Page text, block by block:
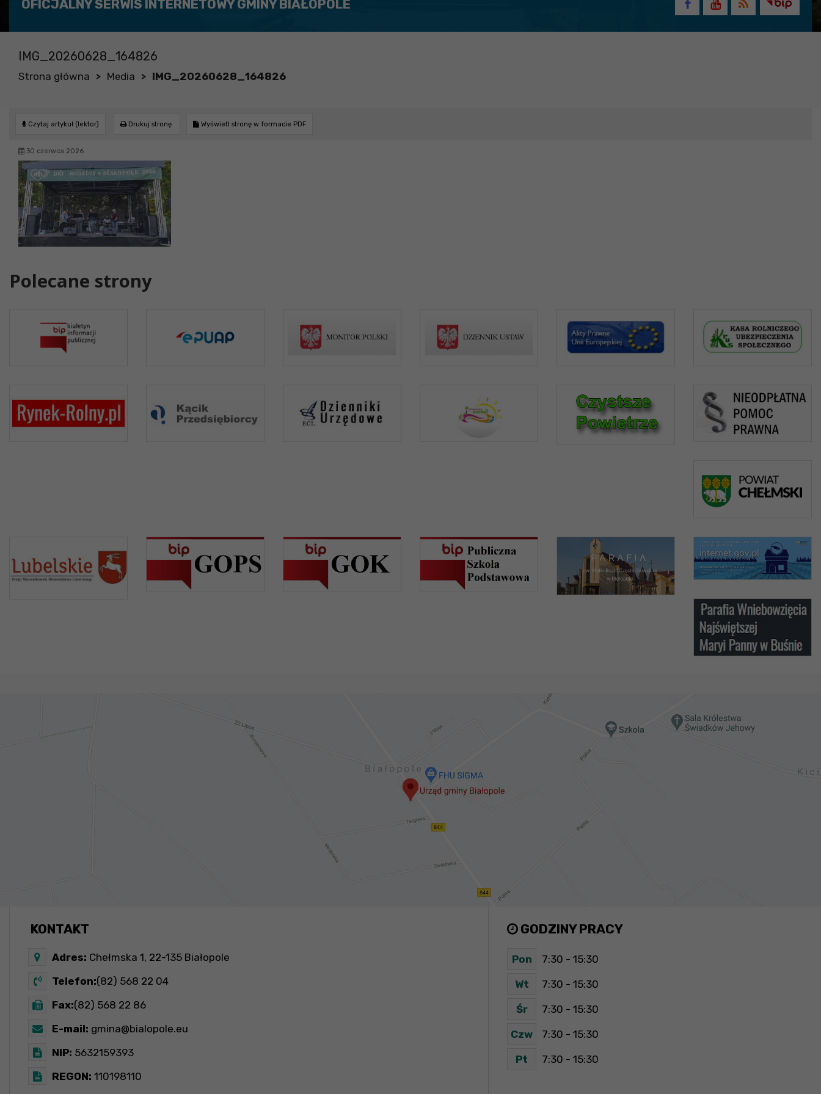
OFICJALNY SERWIS INTERNETOWY GMINY BIAŁOPOLE
IMG_20260628_164826
Strona główna > Media > IMG_20260628_164826
Czytaj artykuł (lektor) Drukuj stronę Wyświetl stronę w formacie PDF
30 czerwca 2026
Polecane strony
KONTAKT
Adres: Chełmska 1, 22-135 Białopole
Telefon:(82) 568 22 04
Fax:(82) 568 22 86
E-mail: gmina@bialopole.eu
NIP: 5632159393
REGON: 110198110
GODZINY PRACY
Pon 7:30 - 15:30
Wt 7:30 - 15:30
Śr 7:30 - 15:30
Czw 7:30 - 15:30
Pt 7:30 - 15:30